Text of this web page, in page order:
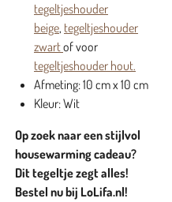
tegeltjeshouder
beige, tegeltjeshouder
zwartof voor
tegeltjeshouder hout.
Afmeting: 10 cm x 10 cm
Kleur: Wit
Op zoek naar een stijlvol
housewarming cadeau?
Dit tegeltje zegt alles!
Bestel nu bij LoLifa.nl!